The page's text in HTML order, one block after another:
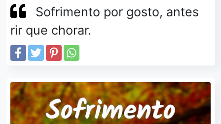
Sofrimento por gosto, antes
rir que chorar.